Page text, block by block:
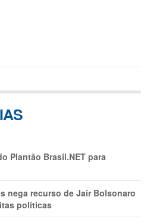
Plantão Brasil.NET para
nega recurso de Jair Bolsonaro
políticas